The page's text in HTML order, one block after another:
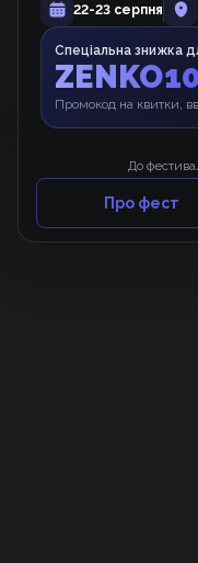
Знову
крутих
Підтримати
22-23 серпня
Спеціальна знижка
Промокод на квитки,
До
Про фест